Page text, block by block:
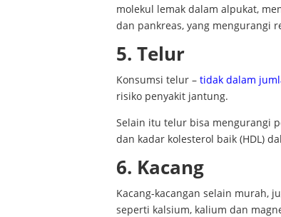
molekul lemak dalam alpukat,
dan pankreas, yang mengurangi
5. Telur
Konsumsi telur – tidak dalam
risiko penyakit jantung.
Selain itu telur bisa mengurangi
dan kadar kolesterol baik (HDL)
6. Kacang
Kacang-kacangan selain murah,
seperti kalsium, kalium dan